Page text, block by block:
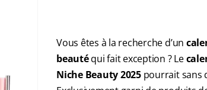
Vous êtes à la recherche d’un
beautéqui fait exception ? Le
Niche Beauty 2025pourrait sans